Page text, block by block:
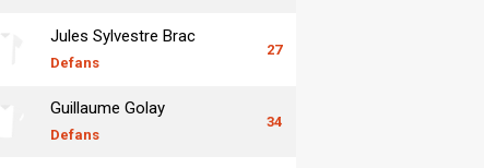
Jules Sylvestre Brac
Defans
27
Guillaume Golay
Defans
34